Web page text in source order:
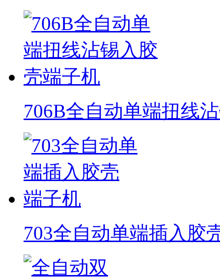
706B全自动单端扭线
703全自动单端插入胶